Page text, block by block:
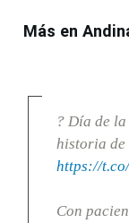
Más en
? Día de
historia de
https://
Con